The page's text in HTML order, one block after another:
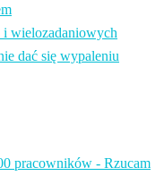
i wielozadaniowych
dać się wypaleniu
pracowników - Rzucam